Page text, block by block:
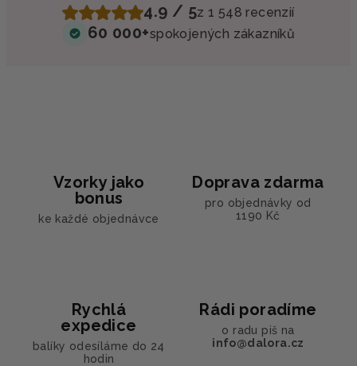
4.9 / 5z 1 548 recenzií
60 000+spokojených zákazníků
Vzorky jako
bonus
ke každé objednávce
Doprava zdarma
pro objednávky od
1190 Kč
Rychlá
expedice
balíky odesíláme do 24
hodin
Rádi poradíme
o radu piš na
info@dalora.cz